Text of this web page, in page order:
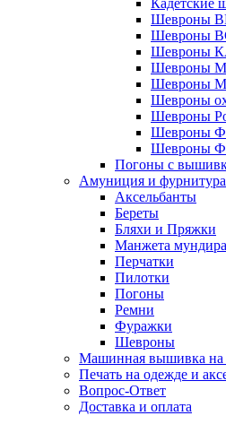
Кадетские
Шевроны
Шевроны
Шевроны
Шевроны
Шевроны
Шевроны
Шевроны
Шевроны
Шевроны
Погоны с
Амуниция и фурнитура
Аксельбанты
Береты
Бляхи и Пряжки
Манжета мундира
Перчатки
Пилотки
Погоны
Ремни
Фуражки
Шевроны
Машинная вышивка на
Печать на одежде и
Вопрос-Ответ
Доставка и оплата